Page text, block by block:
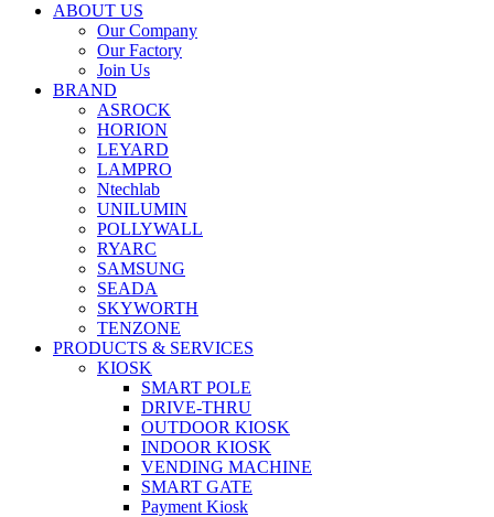
ABOUT US
Our Company
Our Factory
Join Us
BRAND
ASROCK
HORION
LEYARD
LAMPRO
Ntechlab
UNILUMIN
POLLYWALL
RYARC
SAMSUNG
SEADA
SKYWORTH
TENZONE
PRODUCTS & SERVICES
KIOSK
SMART POLE
DRIVE-THRU
OUTDOOR KIOSK
INDOOR KIOSK
VENDING MACHINE
SMART GATE
Payment Kiosk